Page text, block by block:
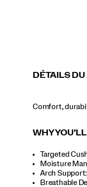
DÉTAILS
Comfort,
WHY
Targeted
Moisture
Arch
Breathable